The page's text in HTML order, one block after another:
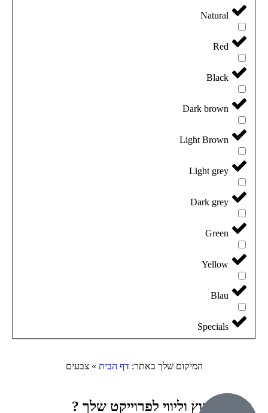
Natural
Red
Black
Dark brown
Light Brown
Light grey
Dark grey
Green
Yellow
Blau
Specials
המיקום שלך באתר: דף הבית »צבעים
זקוק לייעוץ וליווי לפרוייקט שלך ?